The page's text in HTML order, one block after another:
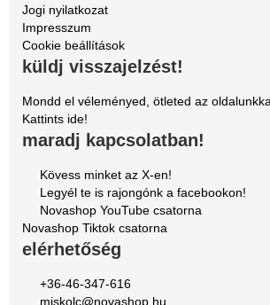
Jogi nyilatkozat
Impresszum
Cookie beállítások
küldj visszajelzést!
Mondd el véleményed, ötleted az
Kattints ide!
maradj kapcsolatban!
Kövess minket az X-en!
Legyél te is rajongónk a facebookon!
Novashop YouTube csatorna
Novashop Tiktok csatorna
elérhetőség
+36-46-347-616
miskolc@novashop.hu